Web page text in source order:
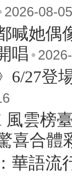
2026-08-05
喊她偶
唱 •
6/27
雲榜
喜合體
華語